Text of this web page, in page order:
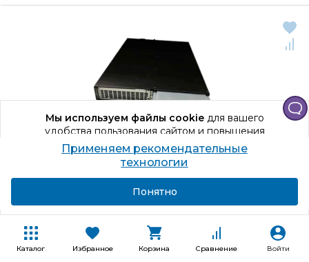
Каталог Избранное Корзина Сравнение Войти
Мы используем файлы cookieдля вашего
удобства пользования сайтом и повышения
качества рекомендаций.
Продолжая использование сайта, вы даете
согласие на обработку персональных данных
Код товара: 1288895
Батарейный кабинет Delta GES011B704035
Amplon RT
Применяем рекомендательные
технологии
Понятно